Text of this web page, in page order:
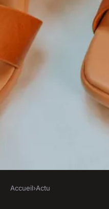
Accueil›Actu